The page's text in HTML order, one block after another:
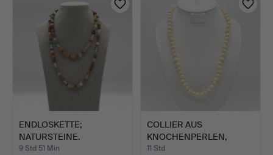
ENDLOSKETTE;
NATURSTEINE.
9 Std 51 Min
COLLIER AUS
KNOCHENPERLEN,
HANDGEMACHT, 19…
11 Std